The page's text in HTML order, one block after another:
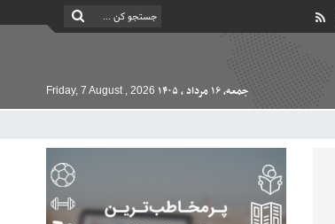
جمعه, ۱۶ مرداد , ۱۴۰۵ Friday, 7 August , 2026